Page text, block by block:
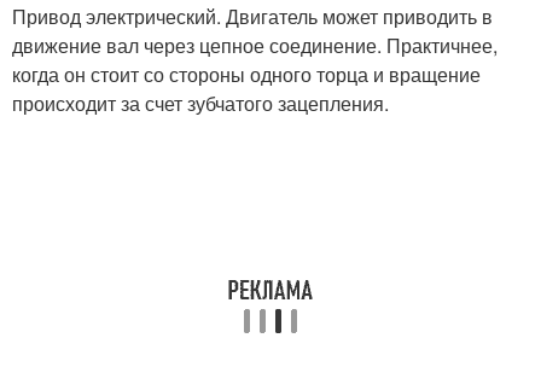
Привод электрический. Двигатель может приводить в
движение вал через цепное соединение. Практичнее,
когда он стоит со стороны одного торца и вращение
происходит за счет зубчатого зацепления.